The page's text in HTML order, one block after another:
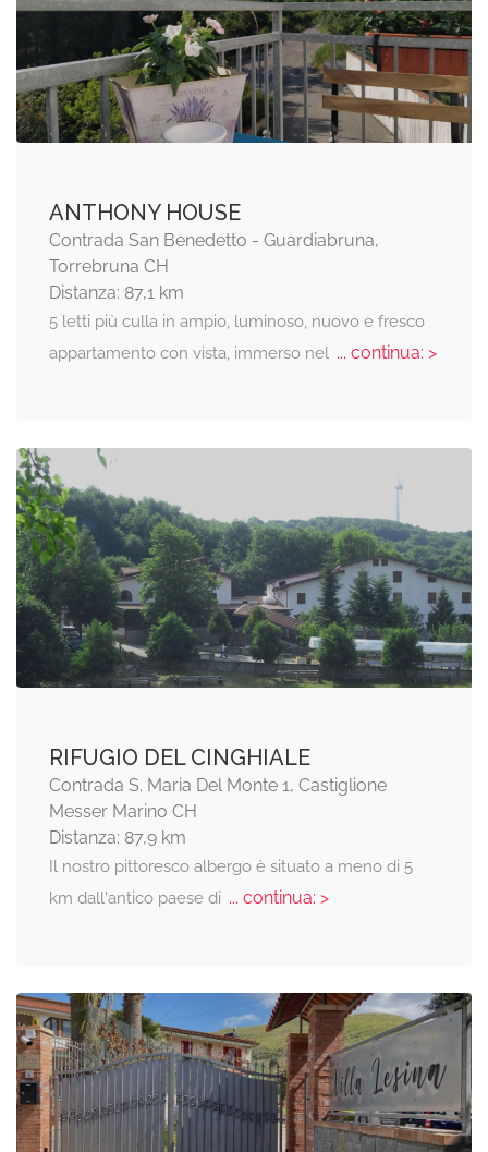
ANTHONY HOUSE
Contrada San Benedetto - Guardiabruna,
Torrebruna CH
Distanza: 87,1 km
5 letti più culla in ampio, luminoso, nuovo e fresco
appartamento con vista, immerso nel... continua: >
RIFUGIO DEL CINGHIALE
Contrada S. Maria Del Monte 1, Castiglione
Messer Marino CH
Distanza: 87,9 km
Il nostro pittoresco albergo è situato a meno di 5
km dall'antico paese di ... continua: >